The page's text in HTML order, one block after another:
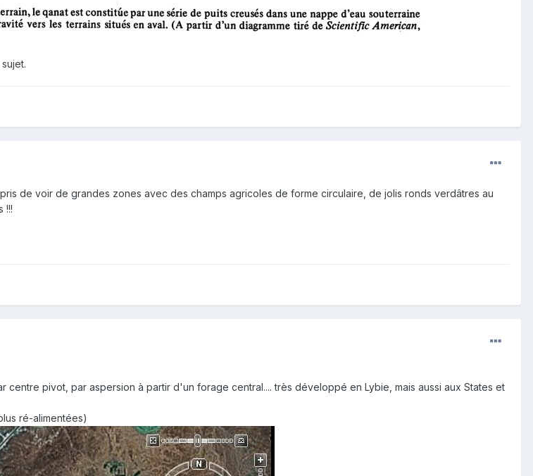
de voir de grandes zones avec des champs agricoles de forme circulaire, de jolis ronds verdâtres au
!!!
pivot, par aspersion à partir d'un forage central.... très développé en Lybie, mais aussi aux States et
ré-alimentées)